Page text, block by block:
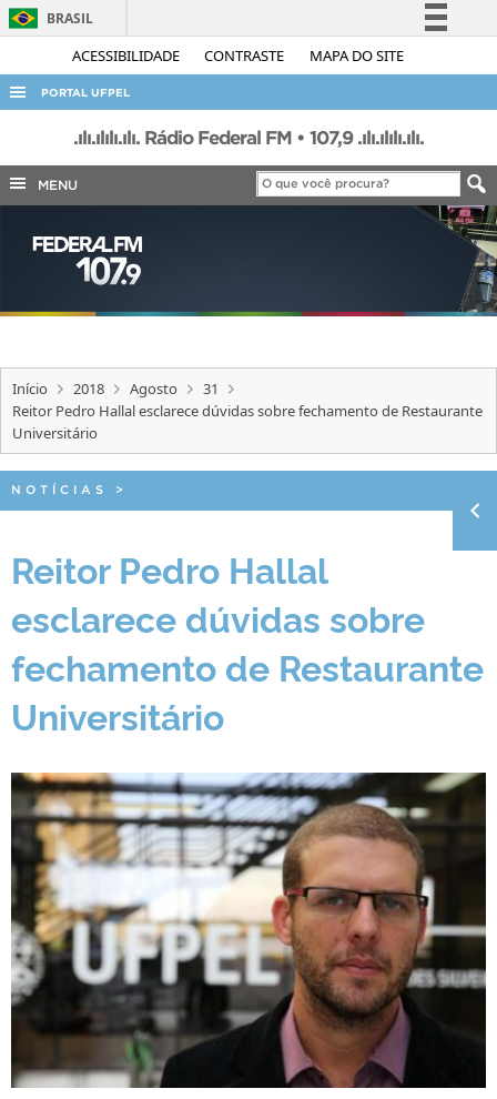
ACESSIBILIDADE CONTRASTE MAPA DO SITE
BRASIL
Simplifique!
Acesso à informação
Legislação
PORTAL UFPEL
ACESSO À INFORMAÇÃO
AUDITORIA
COBALTO
CONCURSOS
EDITAIS
INTERNACIONAL
PORTARIAS
TELEFONES
.ılı.ılılı.ılı. Rádio Federal FM • 107,9 .ılı.ılılı.ılı.
MENU
Início 2018 Agosto
31
Reitor Pedro Hallal esclarece dúvidas sobre fechamento de Restaurante
Universitário
NOTÍCIAS >
Reitor Pedro Hallal
esclarece dúvidas sobre
fechamento de Restaurante
Universitário